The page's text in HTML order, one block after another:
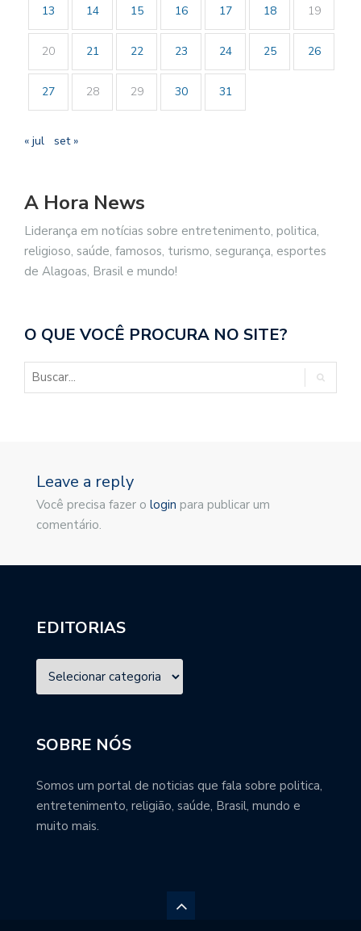
13 14 15 16 17 18 19
20 21 22 23 24 25 26
27 28 29 30 31
« jul set »
A Hora News
Liderança em notícias sobre entretenimento, politica,
religioso, saúde, famosos, turismo, segurança, esportes
de Alagoas, Brasil e mundo!
O QUE VOCÊ PROCURA NO SITE?
Leave a reply
Você precisa fazer o login para publicar um
comentário.
EDITORIAS
SOBRE NÓS
Somos um portal de noticias que fala sobre politica,
entretenimento, religião, saúde, Brasil, mundo e
muito mais.